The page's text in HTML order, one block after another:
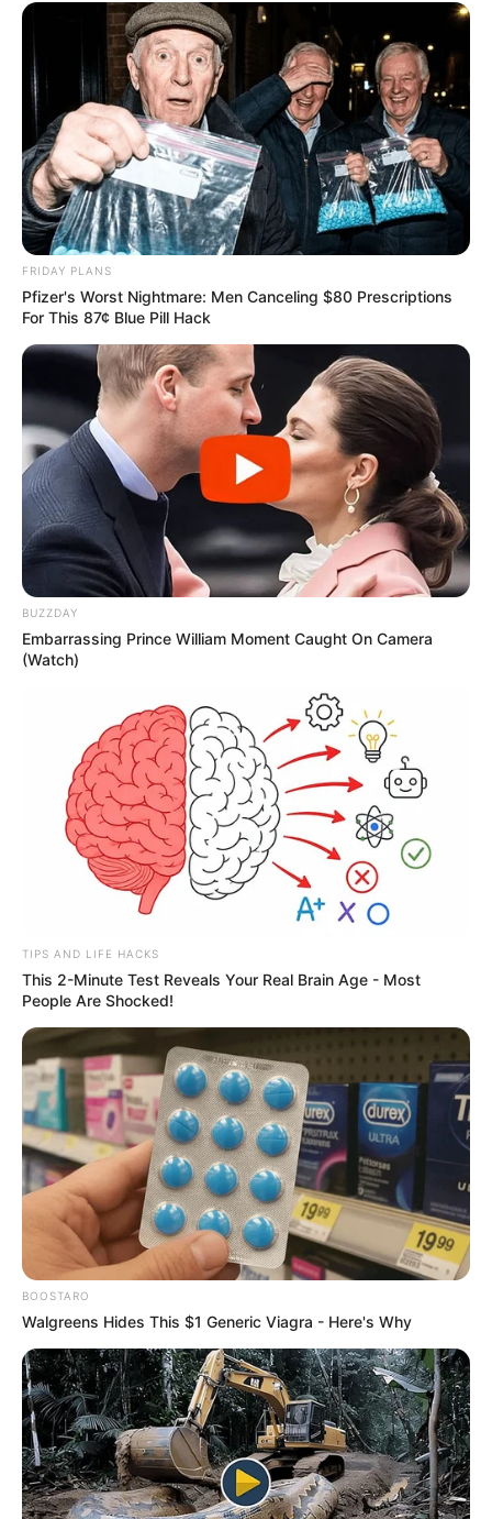
FRIDAY PLANS
Pfizer's Worst Nightmare: Men Canceling $80 Prescriptions
For This 87¢ Blue Pill Hack
BUZZDAY
Embarrassing Prince William Moment Caught On Camera
(Watch)
TIPS AND LIFE HACKS
This 2-Minute Test Reveals Your Real Brain Age - Most
People Are Shocked!
BOOSTARO
Walgreens Hides This $1 Generic Viagra - Here's Why